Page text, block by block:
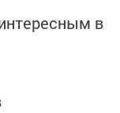
в